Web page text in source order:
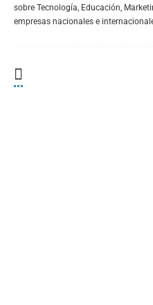
sobre Tecnología, Educación,
empresas nacionales e